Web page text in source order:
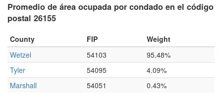
Promedio de área ocupada por condado en el código
postal 26155
County FIP
Weight
Wetzel
54103
95.48%
Tyler
54095
4.09%
Marshall
54051 0.43%